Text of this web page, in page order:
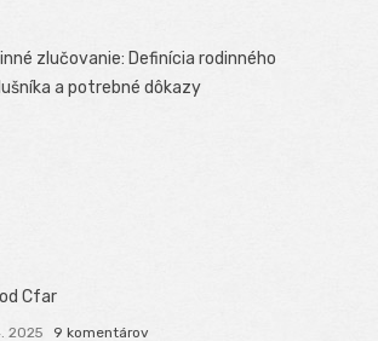
zlučovanie: Definícia rodinného
a potrebné dôkazy
Cfar
2025 9 komentárov